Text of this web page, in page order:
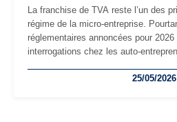
La franchise de TVA reste l’un des
régime de la micro-entreprise.
réglementaires annoncées pour
interrogations chez les auto-
facturation ou risque de bascule vers
25/05/2026